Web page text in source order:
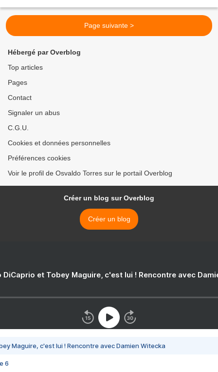
Page suivante >
Hébergé par Overblog
Top articles
Pages
Contact
Signaler un abus
C.G.U.
Cookies et données personnelles
Préférences cookies
Voir le profil de Osvaldo Torres sur le portail Overblog
Créer un blog sur Overblog
Créer un blog
DiCaprio et Tobey Maguire, c'est lui ! Rencontre avec
Maguire, c'est lui ! Rencontre avec Damien Witecka
6